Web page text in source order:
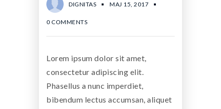
DIGNITAS MAJ 15, 2017
0 COMMENTS
Lorem ipsum dolor sit amet,
consectetur adipiscing elit.
Phasellus a nunc imperdiet,
bibendum lectus accumsan, aliquet